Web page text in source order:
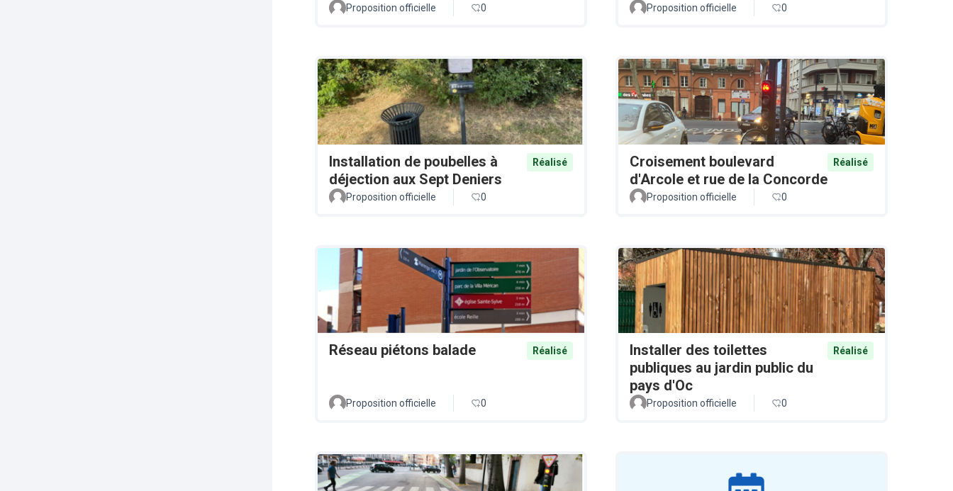
Proposition officielle 0 Proposition officielle 0
Installation de poubelles à
déjection aux Sept Deniers
Réalisé
Proposition officielle 0
Croisement boulevard
d'Arcole et rue de la Concorde
Réalisé
Proposition officielle 0
Réseau piétons balade Réalisé
Proposition officielle 0
Installer des toilettes
publiques au jardin public du
pays d'Oc
Réalisé
Proposition officielle 0